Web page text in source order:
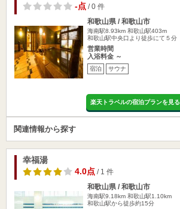
-点/ 0 件
和歌山県 / 和歌山市
海南駅8.93km 和歌山駅403m
和歌山駅中央口より徒歩にて５分
営業時間
入浴料金 ～
宿泊 サウナ
楽天トラベルの宿泊プランを見る
関連情報から探す
幸福湯
4.0点/ 1 件
和歌山県 / 和歌山市
海南駅9.18km 和歌山駅1.10km
和歌山駅から徒歩約15分